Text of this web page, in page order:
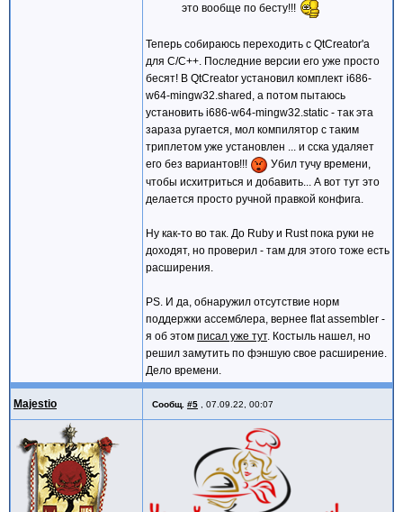
это вообще по бесту!!!
Теперь собираюсь переходить с QtCreator'а
для С/С++. Последние версии его уже просто
бесят! В QtCreator установил комплект i686-
w64-mingw32.shared, а потом пытаюсь
установить i686-w64-mingw32.static - так эта
зараза ругается, мол компилятор с таким
триплетом уже установлен ... и сска удаляет
его без вариантов!!!
Убил тучу времени,
чтобы исхитриться и добавить... А вот тут это
делается просто ручной правкой конфига.
Ну как-то во так. До Ruby и Rust пока руки не
доходят, но проверил - там для этого тоже есть
расширения.
PS. И да, обнаружил отсутствие норм
поддержки ассемблера, вернее flat assembler -
я об этом писал уже тут. Костыль нашел, но
решил замутить по фэншую свое расширение.
Дело времени.
Majestio Сообщ. #5 07.09.22, 00:07